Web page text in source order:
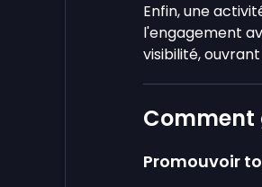
Enfin, une
l'engagement
visibilité,
Comment
Promouvoir